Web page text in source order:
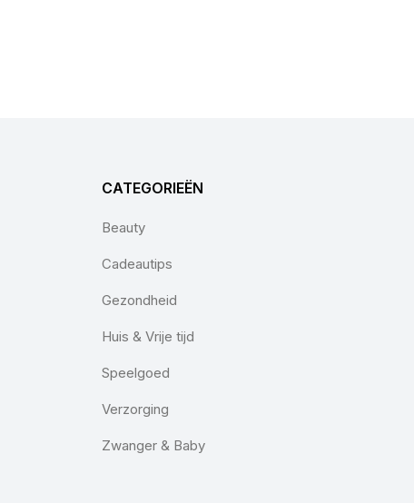
CATEGORIEËN
Beauty
Cadeautips
Gezondheid
Huis & Vrije tijd
Speelgoed
Verzorging
Zwanger & Baby